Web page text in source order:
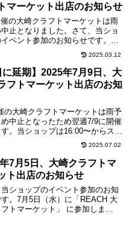
マーケット出店のお知らせ
の大崎クラフトマーケットは雨
止となりました。さて、当ショ
ベント参加のお知らせです。
初（スタート遅！）3月5日 12日
に「REACH 大崎クラフトマーケ
に参加します！最強寒波がやっっ
っ...
2025.03.12
に延期】2025年7月9日、大
フトマーケット出店のお知
の大崎クラフトマーケットは雨予
中止となったため翌週7/9に開催
。当ショップは16:00〜からスタ
ます。さて、当ショップのイベン
のお知らせです。7月2日（水）の
大崎クラフトマーケット」が
2025.07.02
7月5日、大崎クラフトマ
ト出店のお知らせ
ショップのイベント参加のお知
す。7月5日（水）に「REACH 大
トマーケット」 に参加しま